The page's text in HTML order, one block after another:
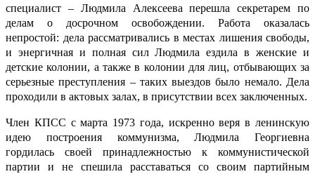
специалист – Людмила Алексеева перешла секретарем по
делам о досрочном освобождении. Работа оказалась
непростой: дела рассматривались в местах лишения свободы,
и энергичная и полная сил Людмила ездила в женские и
детские колонии, а также в колонии для лиц, отбывающих за
серьезные преступления – таких выездов было немало. Дела
проходили в актовых залах, в присутствии всех заключенных.
Член КПСС с марта 1973 года, искренно веря в ленинскую
идею построения коммунизма, Людмила Георгиевна
гордилась своей принадлежностью к коммунистической
партии и не спешила расставаться со своим партийным